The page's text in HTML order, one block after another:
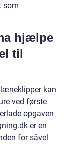
som
hjælpe
til
kan
ved første
opgaven
er en
for såvel